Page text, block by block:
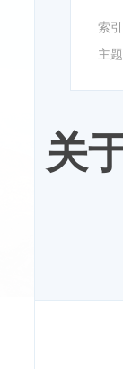
索引
主
关